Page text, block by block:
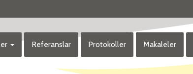
Referanslar Protokoller Makaleler